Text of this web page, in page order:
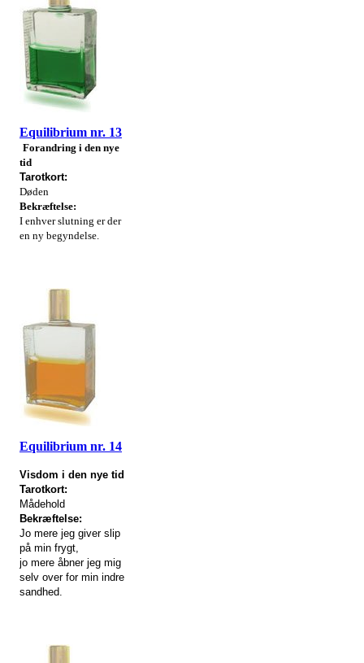
Equilibrium nr. 13
Forandring i den nye
tid
Tarotkort:
Døden
Bekræftelse:
I enhver slutning er der
en ny begyndelse.
Equilibrium nr. 14
Visdom i den nye tid
Tarotkort:
Mådehold
Bekræftelse:
Jo mere jeg giver slip
på min frygt,
jo mere åbner jeg mig
selv over for min indre
sandhed.